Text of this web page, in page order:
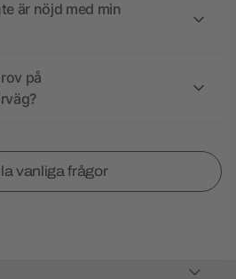
är nöjd med min
på
vanliga frågor